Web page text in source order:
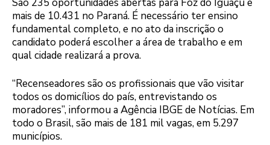
mais de 10.431 no Paraná. É necessário ter ensino
fundamental completo, e no ato da inscrição o
candidato poderá escolher a área de trabalho e em
qual cidade realizará a prova.
“Recenseadores são os profissionais que vão visitar
todos os domicílios do país, entrevistando os
moradores”, informou a Agência IBGE de Notícias. Em
todo o Brasil, são mais de 181 mil vagas, em 5.297
municípios.